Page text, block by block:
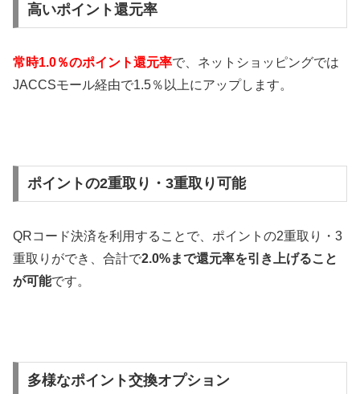
高いポイント還元率
常時1.0％のポイント還元率で、ネットショッピングでは
JACCSモール経由で1.5％以上にアップします​​。
ポイントの2重取り・3重取り可能
QRコード決済を利用することで、ポイントの2重取り・3
重取りができ、合計で2.0%まで還元率を引き上げること
が可能です​​。
多様なポイント交換オプション